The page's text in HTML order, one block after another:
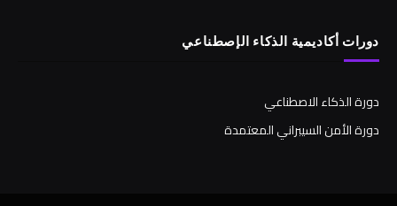
دورات أكاديمية الذكاء الإصطناعي
دورة الذكاء الاصطناعي
دورة الأمن السيبراني المعتمدة